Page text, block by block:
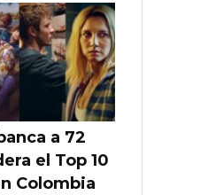
a 72
el Top 10
Colombia